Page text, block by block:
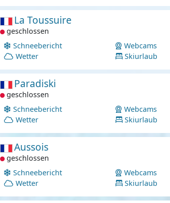
La Toussuire
geschlossen
Schneebericht
Wetter
Webcams
Skiurlaub
Paradiski
geschlossen
Schneebericht
Wetter
Webcams
Skiurlaub
Aussois
geschlossen
Schneebericht
Wetter
Webcams
Skiurlaub